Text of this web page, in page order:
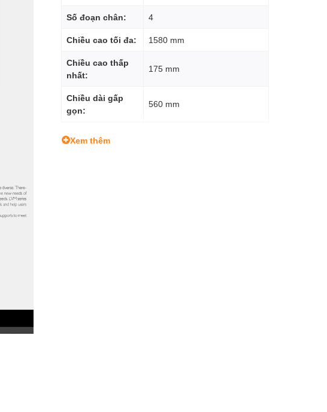
Số đoạn chân: 4
Chiều cao tối đa: 1580 mm
Chiều cao thấp
nhất:
175 mm
Chiều dài gấp
gọn:
560 mm
sở:
Xem thêm